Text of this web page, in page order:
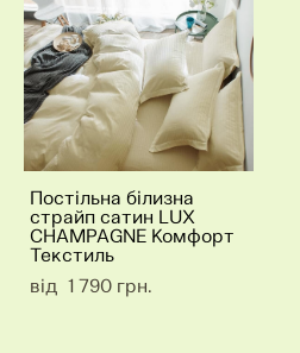
Постільна білизна
страйп сатин LUX
CHAMPAGNE Комфорт
Текстиль
від 1 790 грн.